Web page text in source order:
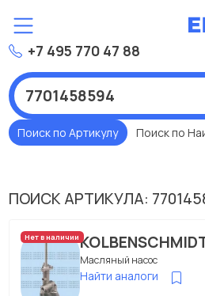
+7 495 770 47 88
Поиск по Артикулу Поиск по
ПОИСК АРТИКУЛА:
Нет в наличии
Масляный насос
Найти аналоги